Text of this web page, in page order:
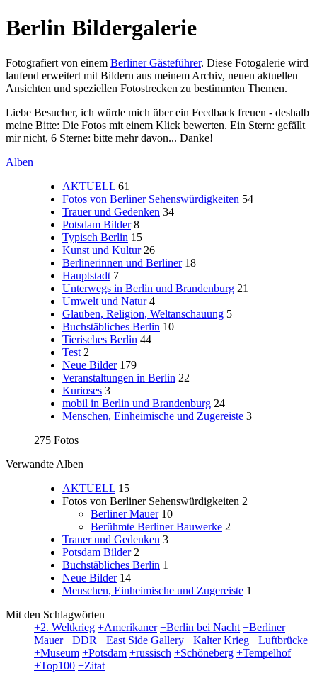
Berlin Bildergalerie
Fotografiert von einem Berliner Gästeführer. Diese Fotogalerie wird
laufend erweitert mit Bildern aus meinem Archiv, neuen aktuellen
Ansichten und speziellen Fotostrecken zu bestimmten Themen.
Liebe Besucher, ich würde mich über ein Feedback freuen - deshalb
meine Bitte: Die Fotos mit einem Klick bewerten. Ein Stern: gefällt
mir nicht, 6 Sterne: bitte mehr davon... Danke!
Alben
AKTUELL 61
Fotos von Berliner Sehenswürdigkeiten 54
Trauer und Gedenken 34
Potsdam Bilder 8
Typisch Berlin 15
Kunst und Kultur 26
Berlinerinnen und Berliner 18
Hauptstadt 7
Unterwegs in Berlin und Brandenburg 21
Umwelt und Natur 4
Glauben, Religion, Weltanschauung 5
Buchstäbliches Berlin 10
Tierisches Berlin 44
Test 2
Neue Bilder 179
Veranstaltungen in Berlin 22
Kurioses 3
mobil in Berlin und Brandenburg 24
Menschen, Einheimische und Zugereiste 3
275 Fotos
Verwandte Alben
AKTUELL 15
Fotos von Berliner Sehenswürdigkeiten 2
Berliner Mauer 10
Berühmte Berliner Bauwerke 2
Trauer und Gedenken 3
Potsdam Bilder 2
Buchstäbliches Berlin 1
Neue Bilder 14
Menschen, Einheimische und Zugereiste 1
Mit den Schlagwörten
+2. Weltkrieg +Amerikaner +Berlin bei Nacht +Berliner
Mauer +DDR +East Side Gallery +Kalter Krieg +Luftbrücke
+Museum +Potsdam +russisch +Schöneberg +Tempelhof
+Top100 +Zitat